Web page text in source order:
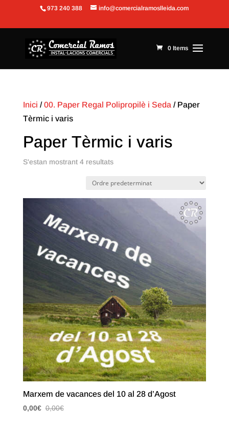
Obre la barra d'eines
973 240 388 info@comercialramoslleida.com
0 Items
Inici /00. Paper Regal Polipropilè i Seda / Paper
Tèrmic i varis
Paper Tèrmic i varis
S'estan mostrant 4 resultats
Marxem de vacances del 10 al 28 d’Agost
0,00€ 0,00€